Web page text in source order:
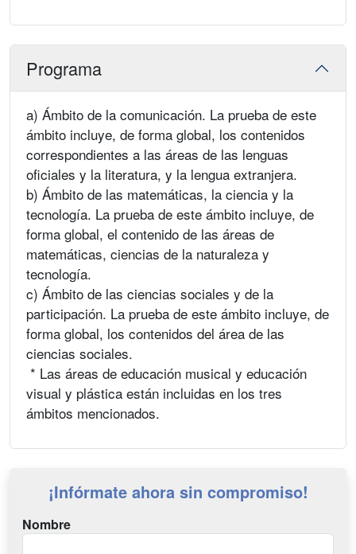
Programa
a) Ámbito de la comunicación. La prueba de este
ámbito incluye, de forma global, los contenidos
correspondientes a las áreas de las lenguas
oficiales y la literatura, y la lengua extranjera.
b) Ámbito de las matemáticas, la ciencia y la
tecnología. La prueba de este ámbito incluye, de
forma global, el contenido de las áreas de
matemáticas, ciencias de la naturaleza y
tecnología.
c) Ámbito de las ciencias sociales y de la
participación. La prueba de este ámbito incluye, de
forma global, los contenidos del área de las
ciencias sociales.
* Las áreas de educación musical y educación
visual y plástica están incluidas en los tres
ámbitos mencionados.
¡Infórmate ahora sin compromiso!
Nombre